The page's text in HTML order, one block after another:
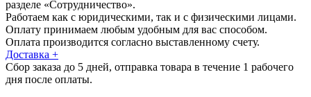
разделе «Сотрудничество».
Работаем как с юридическими, так и с физическими лицами.
Оплату принимаем любым удобным для вас способом.
Оплата производится согласно выставленному счету.
Доставка +
Сбор заказа до 5 дней, отправка товара в течение 1 рабочего
дня после оплаты.